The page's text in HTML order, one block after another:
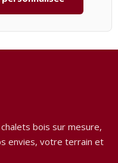
bois sur mesure,
envies, votre terrain et